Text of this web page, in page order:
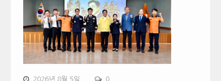
2026년 8월 5일 0